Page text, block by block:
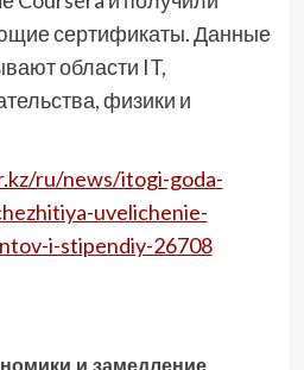
сертификаты. Данные
области IT,
физики и
ru/news/itogi-goda-
uvelichenie-
i-stipendiy-26708